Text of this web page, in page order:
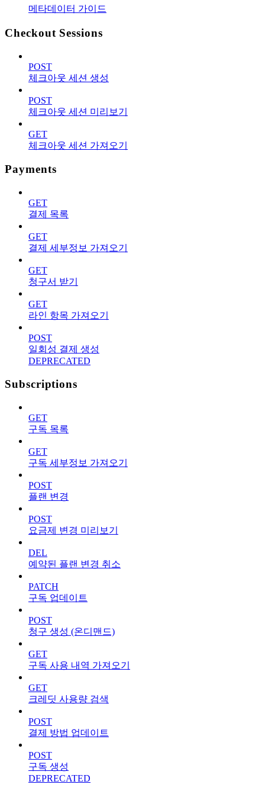
메타데이터 가이드
Checkout Sessions
POST
체크아웃 세션 생성
POST
체크아웃 세션 미리보기
GET
체크아웃 세션 가져오기
Payments
GET
결제 목록
GET
결제 세부정보 가져오기
GET
청구서 받기
GET
라인 항목 가져오기
POST
일회성 결제 생성
DEPRECATED
Subscriptions
GET
구독 목록
GET
구독 세부정보 가져오기
POST
플랜 변경
POST
요금제 변경 미리보기
DEL
예약된 플랜 변경 취소
PATCH
구독 업데이트
POST
청구 생성 (온디맨드)
GET
구독 사용 내역 가져오기
GET
크레딧 사용량 검색
POST
결제 방법 업데이트
POST
구독 생성
DEPRECATED